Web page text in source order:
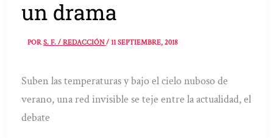
un drama
PORS. F. / REDACCIÓN/11 SEPTIEMBRE, 2018
Suben las temperaturas y bajo el cielo nuboso de
verano, una red invisible se teje entre la actualidad, el
debate